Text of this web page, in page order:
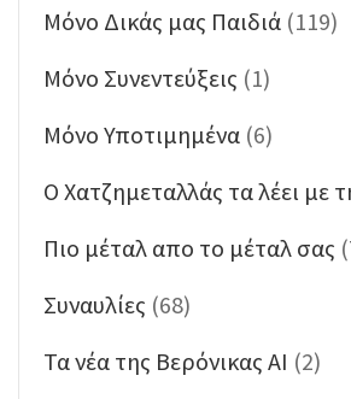
Μόνο Δικάς μας Παιδιά (119)
Μόνο Συνεντεύξεις (1)
Μόνο Υποτιμημένα (6)
Ο Χατζημεταλλάς τα λέει με
Πιο μέταλ απο το μέταλ σας
Συναυλίες (68)
Τα νέα της Βερόνικας ΑΙ (2)